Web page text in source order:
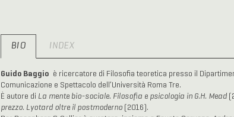
BIO INDEX
Guido Baggioè ricercatore di Filosofia teoretica presso il
Comunicazione e Spettacolo dell’Università Roma Tre.
È autore di La mente bio-sociale. Filosofia e psicologia in G.H. Mead
prezzo. Lyotard oltre il postmoderno(2016).